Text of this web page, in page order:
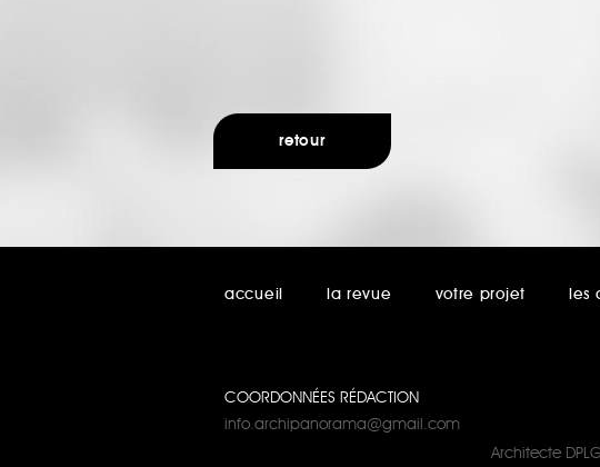
retour
accueil la revue votre projet les
COORDONNÉES RÉDACTION
info.archipanorama@gmail.com
Architecte